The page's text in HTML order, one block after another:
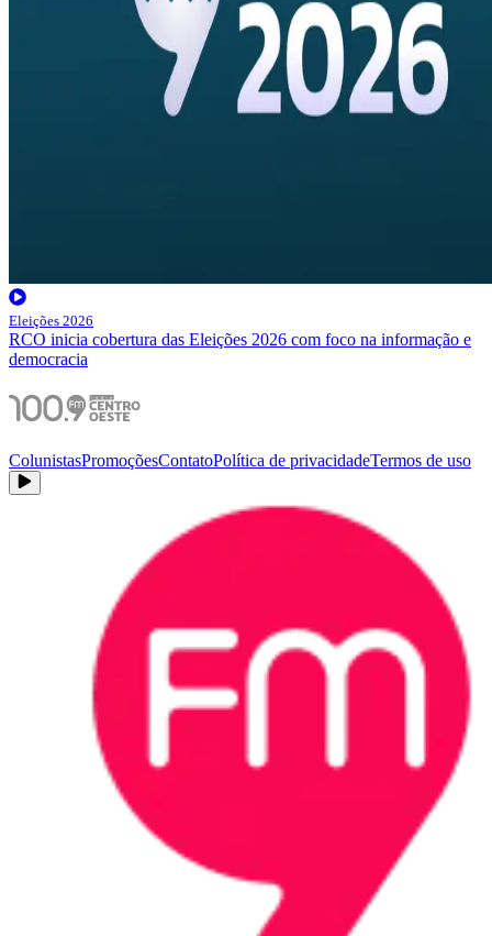
Eleições 2026
RCO inicia cobertura das Eleições 2026 com foco na informação e
democracia
ColunistasPromoçõesContatoPolítica de privacidadeTermos de uso